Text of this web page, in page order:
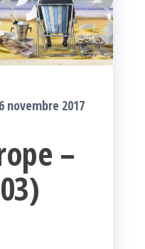
novembre 2017
–